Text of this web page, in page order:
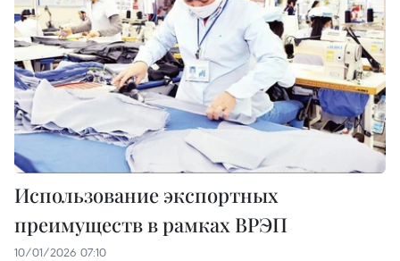
Использование экспортных
преимуществ в рамках ВРЭП
10/01/2026 07:10